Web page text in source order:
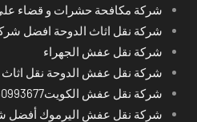
شركة مكافحة حشرات و قضاء
شركة نقل اثاث الدوحة افضل
شركة نقل عفش الجهراء
شركة نقل عفش الدوحة نقل اثاث
شركة نقل عفش الكويت50993677
شركة نقل عفش اليرموك أفضل